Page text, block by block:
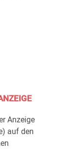
Anzeige
auf den